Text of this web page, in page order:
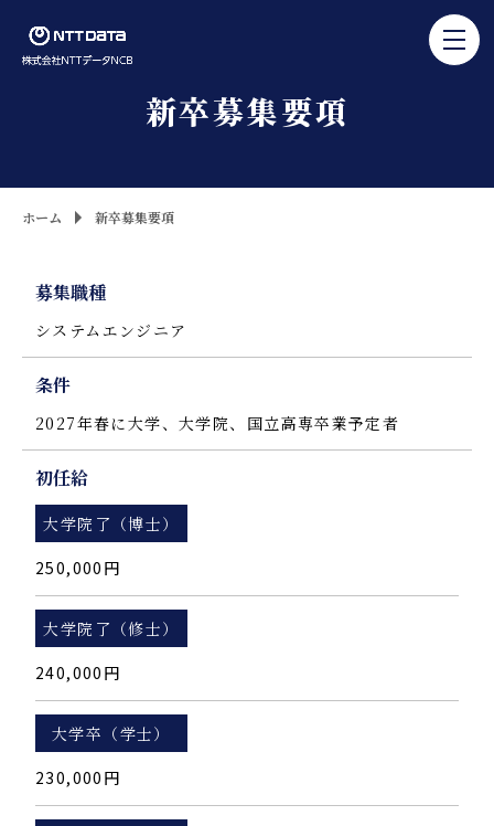
新卒募集要項
ホーム 新卒募集要項
募集職種
システムエンジニア
条件
2027年春に大学、大学院、国立高専卒業予定者
初任給
大学院了（博士）
250,000円
大学院了（修士）
240,000円
大学卒（学士）
230,000円